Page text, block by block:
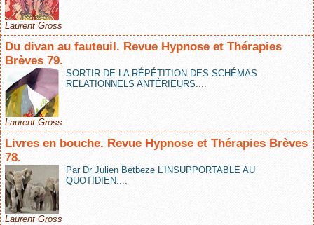
Laurent Gross
Du divan au fauteuil. Revue Hypnose et Thérapies
Brèves 79.
SORTIR DE LA RÉPÉTITION DES SCHÉMAS
RELATIONNELS ANTÉRIEURS....
Laurent Gross
Livres en bouche. Revue Hypnose et Thérapies Brèves
78.
Par Dr Julien Betbeze L’INSUPPORTABLE AU
QUOTIDIEN....
Laurent Gross